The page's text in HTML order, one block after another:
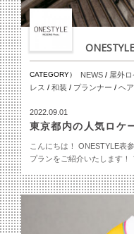
ONESTYLE
CATEGORY） NEWS/ 屋外
レス / 和装 / プランナー / ヘ
2022.09.01
東京都内の人気ロケ
こんにちは！ ONESTYLE表
プランをご紹介いたします！